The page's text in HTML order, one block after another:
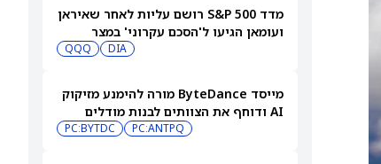
מדד S&P 500 רושם עליות לאחר שאיראן
ועומאן הגיעו ל'הסכם עקרוני' במצר
DIA
QQQ
מייסד ByteDance מורה להימנע מזיקוק
AI ודוחף את הצוותים לבנות מודלים
PC:ANTPQ
PC:BYTDC